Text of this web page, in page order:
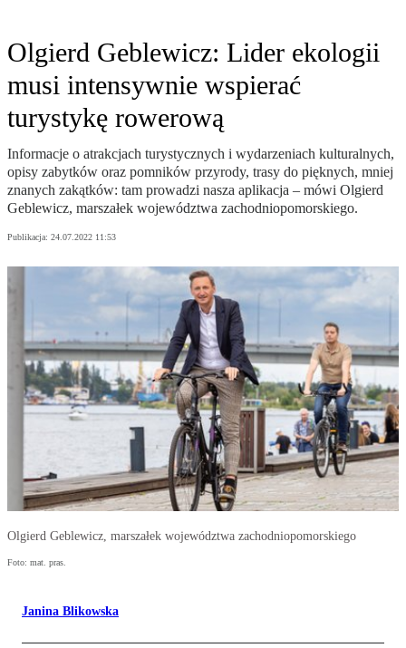
Olgierd Geblewicz: Lider ekologii
musi intensywnie wspierać
turystykę rowerową
Informacje o atrakcjach turystycznych i wydarzeniach kulturalnych,
opisy zabytków oraz pomników przyrody, trasy do pięknych, mniej
znanych zakątków: tam prowadzi nasza aplikacja – mówi Olgierd
Geblewicz, marszałek województwa zachodniopomorskiego.
Publikacja: 24.07.2022 11:53
Olgierd Geblewicz, marszałek województwa zachodniopomorskiego
Foto: mat. pras.
Janina Blikowska